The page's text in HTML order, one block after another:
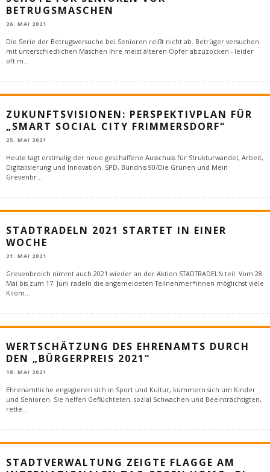
BETRUGSMASCHEN
26. MAI 2021
Die Serie der Betrugsversuche bei Senioren reißt nicht ab. Betrüger versuchen
mit unterschiedlichen Maschen ihre meist älteren Opfer abzuzocken - leider
oft m...
ZUKUNFTSVISIONEN: PERSPEKTIVPLAN FÜR
„SMART SOCIAL CITY FRIMMERSDORF“
25. MAI 2021
Heute tagt erstmalig der neue geschaffene Ausschuss für Strukturwandel, Arbeit,
Digitalisierung und Innovation. SPD, Bündnis 90/Die Grünen und Mein
Grevenbr...
STADTRADELN 2021 STARTET IN EINER
WOCHE
21. MAI 2021
Grevenbroich nimmt auch 2021 wieder an der Aktion STADTRADELN teil. Vom 28.
Mai bis zum 17. Juni radeln die angemeldeten Teilnehmer*innen möglichst viele
Kilom...
WERTSCHÄTZUNG DES EHRENAMTS DURCH
DEN „BÜRGERPREIS 2021“
18. MAI 2021
Ehrenamtliche engagieren sich in Sport und Kultur, kümmern sich um Kinder
und Senioren. Sie helfen Geflüchteten, sozial Schwachen und Beeinträchtigten,
rette...
STADTVERWALTUNG ZEIGTE FLAGGE AM